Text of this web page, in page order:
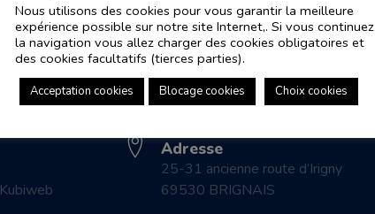
Kubiweb
Adresse e-mail
controle.coicaud@ascenseurnsa.fr
Numéro de téléphone
04 78 83 87 20
Adresse
25-31 ancienne route d’Irigny
69530 BRIGNAIS
Nous utilisons des cookies pour vous garantir la meilleure
expérience possible sur notre site Internet,. Si vous continuez
la navigation vous allez charger des cookies obligatoires et
des cookies facultatifs (tierces parties).
Acceptation cookies Blocage cookies Choix cookies